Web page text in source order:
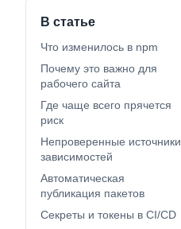
В статье
Что изменилось в npm
Почему это важно для
рабочего сайта
Где чаще всего прячется
риск
Непроверенные источники
зависимостей
Автоматическая
публикация пакетов
Секреты и токены в CI/CD